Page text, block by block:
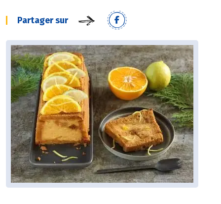
Partager sur